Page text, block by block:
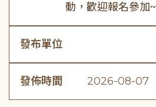
動，歡迎報名參加~
發布單位
發佈時間 2026-08-07